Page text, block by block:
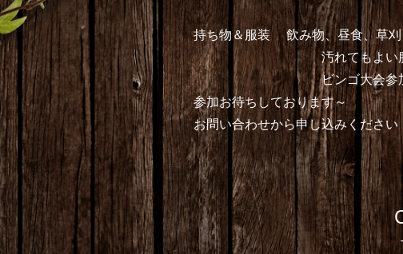
持ち物＆服装 飲み物、昼食、草
汚れてもよい服装（長袖、
ビンゴ大会参加の方は参
参加お待ちしております～
お問い合わせから申し込みください